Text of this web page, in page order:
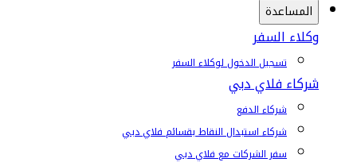
المساعدة
وكلاء السفر
تسجيل الدخول لوكلاء السفر
شركاء فلاي دبي
شركاء الدفع
شركاء استبدال النقاط بقسائم فلاي دبي
سفر الشركات مع فلاي دبي